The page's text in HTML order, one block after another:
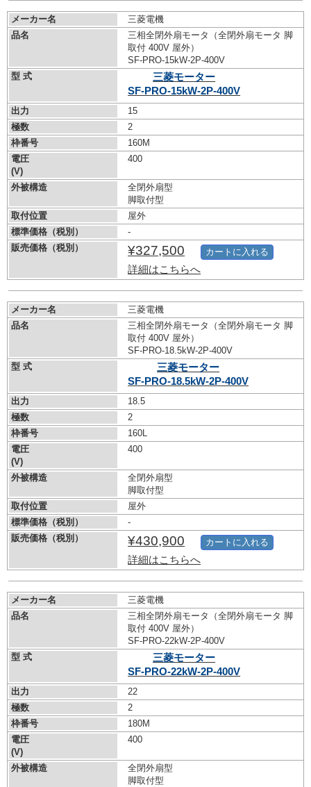
メーカー名
三菱電機
品名
三相全閉外扇モータ（全閉外扇モータ 脚
取付 400V 屋外）
SF-PRO-15kW-2P-400V
型 式
三菱モーター
SF-PRO-15kW-2P-400V
出力
15
極数
2
枠番号
160M
電圧
(V)
400
外被構造
全閉外扇型
脚取付型
取付位置
屋外
標準価格（税別）
-
販売価格（税別）
¥327,500
詳細はこちらへ
カートに入れる
メーカー名
三菱電機
品名
三相全閉外扇モータ（全閉外扇モータ 脚
取付 400V 屋外）
SF-PRO-18.5kW-2P-400V
型 式
三菱モーター
SF-PRO-18.5kW-2P-400V
出力
18.5
極数
2
枠番号
160L
電圧
(V)
400
外被構造
全閉外扇型
脚取付型
取付位置
屋外
標準価格（税別）
-
販売価格（税別）
¥430,900
詳細はこちらへ
カートに入れる
メーカー名
三菱電機
品名
三相全閉外扇モータ（全閉外扇モータ 脚
取付 400V 屋外）
SF-PRO-22kW-2P-400V
型 式
三菱モーター
SF-PRO-22kW-2P-400V
出力
22
極数
2
枠番号
180M
電圧
(V)
400
外被構造
全閉外扇型
脚取付型